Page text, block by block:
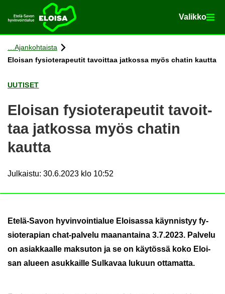
Etusi­vu Va­lik­ko
Va­lik­ko
Siir­ry si­säl­töön
Ajan­koh­tais­ta
Eloi­san fy­sio­te­ra­peu­tit ta­voit­taa jat­kos­sa myös cha­tin kaut­ta
UU­TI­SET
Eloi­san fy­sio­te­ra­peu­tit ta­voit­
taa jat­kos­sa myös cha­tin
kaut­ta
Julkaistu: 30.6.2023 klo 10:52
Etelä-​Savon hy­vin­voin­tia­lue Eloi­sas­sa käyn­nis­tyy fy­
sio­te­ra­pian chat-​palvelu maa­nan­tai­na 3.7.2023. Pal­ve­lu
on asiak­kaal­le mak­su­ton ja se on käy­tös­sä koko Eloi­
san alu­een asuk­kail­le Sul­ka­vaa lu­kuun ot­ta­mat­ta.